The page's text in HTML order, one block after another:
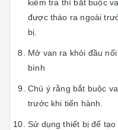
kiểm tra thì bắt buộc
được tháo ra ngoài
bị.
Mở van ra khỏi đầu
bình
Chú ý rằng bắt buộc
trước khi tiến hành.
Sử dụng thiết bị để